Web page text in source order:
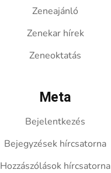
Zeneajánló
Zenekar hírek
Zeneoktatás
Meta
Bejelentkezés
Bejegyzések hírcsatorna
Hozzászólások hírcsatorna